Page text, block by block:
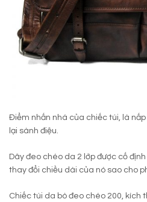
Điểm nhấn nhá của chiếc túi, là
lại sành điệu.
Dây đeo chéo da 2 lớp được cố
thay đổi chiều dài của nó sao cho
Chiếc túi da bò đeo chéo 200, kích